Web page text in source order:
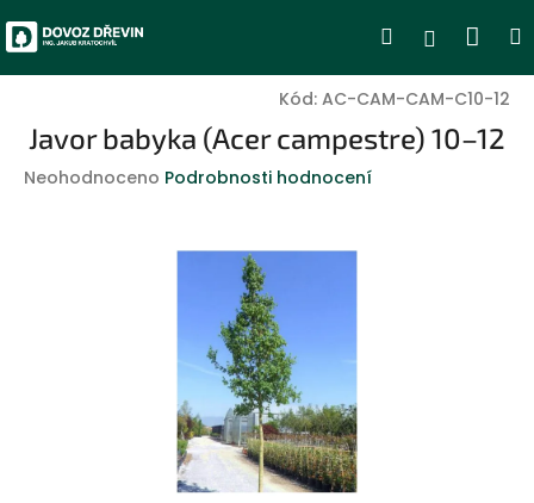
na
obsah
Hledat
Kód: AC-CAM-CAM-C10-12
Javor babyka (Acer campestre) 10–12
Průměrné
Neohodnoceno Podrobnosti hodnocení